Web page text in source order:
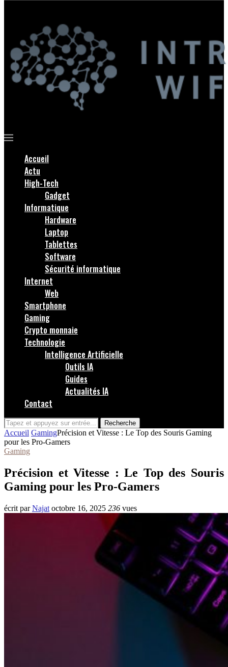
Accueil
Actu
High-Tech
Gadget
Informatique
Hardware
Laptop
Tablettes
Software
Sécurité informatique
Internet
Web
Smartphone
Gaming
Crypto monnaie
Technologie
Intelligence Artificielle
Outils IA
Guides
Actualités IA
Contact
Recherche
Accueil GamingPrécision et Vitesse : Le Top des Souris Gaming
pour les Pro-Gamers
Gaming
Précision et Vitesse : Le Top des Souris
Gaming pour les Pro-Gamers
écrit parNajat octobre 16, 2025 236 vues